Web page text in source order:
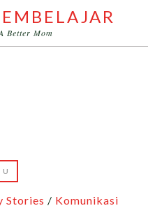
Better Mom
Stories / Komunikasi